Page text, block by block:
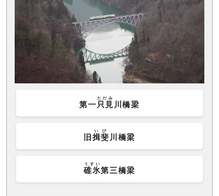
第一 只見
ただみ
川橋梁
旧 揖斐
いび
川橋梁
碓氷
うすい
第三橋梁